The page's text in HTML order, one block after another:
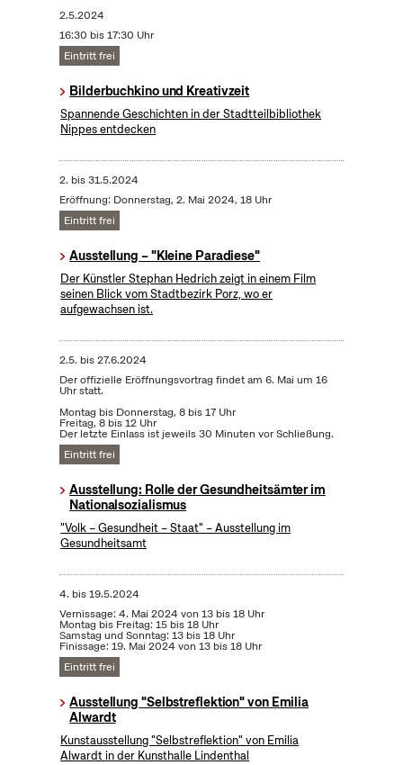
2.5.2024
16:30 bis 17:30 Uhr
Eintritt frei
Bilderbuchkino und Kreativzeit
Spannende Geschichten in der Stadtteilbibliothek
Nippes entdecken
2. bis31.5.2024
Eröffnung: Donnerstag, 2. Mai 2024, 18 Uhr
Eintritt frei
Ausstellung – "Kleine Paradiese"
Der Künstler Stephan Hedrich zeigt in einem Film
seinen Blick vom Stadtbezirk Porz, wo er
aufgewachsen ist.
2.5. bis27.6.2024
Der offizielle Eröffnungsvortrag findet am 6. Mai um 16
Uhr statt.
Montag bis Donnerstag, 8 bis 17 Uhr
Freitag, 8 bis 12 Uhr
Der letzte Einlass ist jeweils 30 Minuten vor Schließung.
Eintritt frei
Ausstellung: Rolle der Gesundheitsämter im
Nationalsozialismus
"Volk – Gesundheit – Staat" – Ausstellung im
Gesundheitsamt
4. bis19.5.2024
Vernissage: 4. Mai 2024 von 13 bis 18 Uhr
Montag bis Freitag: 15 bis 18 Uhr
Samstag und Sonntag: 13 bis 18 Uhr
Finissage: 19. Mai 2024 von 13 bis 18 Uhr
Eintritt frei
Ausstellung "Selbstreflektion" von Emilia
Alwardt
Kunstausstellung "Selbstreflektion" von Emilia
Alwardt in der Kunsthalle Lindenthal